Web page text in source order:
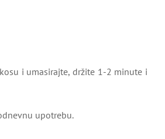
i umasirajte, držite 1-2 minute i
upotrebu.